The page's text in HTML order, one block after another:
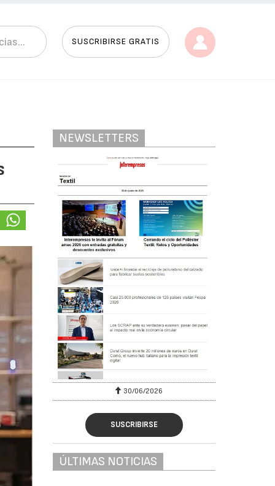
SUSCRIBIRSE GRATIS
NEWSLETTERS
30/06/2026
SUSCRIBIRSE
ÚLTIMAS NOTICIAS